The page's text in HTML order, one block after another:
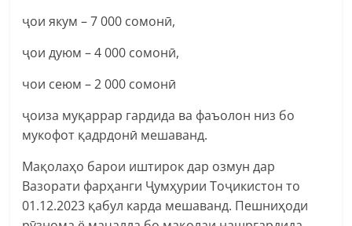
ҷои якум – 7 000 сомонӣ,
ҷои дуюм – 4 000 сомонӣ,
чои сеюм – 2 000 сомонӣ
ҷоиза муқаррар гардида ва фаъолон низ бо
мукофот қадрдонӣ мешаванд.
Мақолаҳо барои иштирок дар озмун дар
Вазорати фарҳанги Ҷумҳурии Тоҷикистон то
01.12.2023 қабул карда мешаванд. Пешниҳоди